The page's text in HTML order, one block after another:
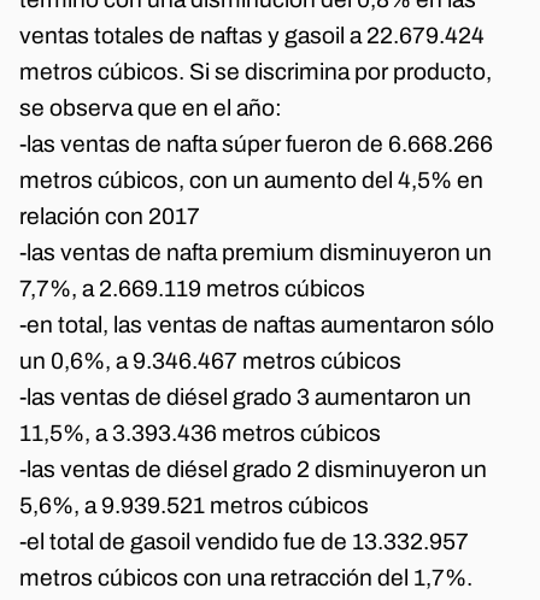
ventas totales de naftas y gasoil a 22.679.424
metros cúbicos. Si se discrimina por producto,
se observa que en el año:
-las ventas de nafta súper fueron de 6.668.266
metros cúbicos, con un aumento del 4,5% en
relación con 2017
-las ventas de nafta premium disminuyeron un
7,7%, a 2.669.119 metros cúbicos
-en total, las ventas de naftas aumentaron sólo
un 0,6%, a 9.346.467 metros cúbicos
-las ventas de diésel grado 3 aumentaron un
11,5%, a 3.393.436 metros cúbicos
-las ventas de diésel grado 2 disminuyeron un
5,6%, a 9.939.521 metros cúbicos
-el total de gasoil vendido fue de 13.332.957
metros cúbicos con una retracción del 1,7%.